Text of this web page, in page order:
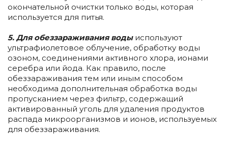
окончательной очистки только воды, которая
используется для питья.
5. Для обеззараживания водыиспользуют
ультрафиолетовое облучение, обработку воды
озоном, соединениями активного хлора, ионами
серебра или йода. Как правило, после
обеззараживания тем или иным способом
необходима дополнительная обработка воды
пропусканием через фильтр, содержащий
активированный уголь для удаления продуктов
распада микроорганизмов и ионов, используемых
для обеззараживания.